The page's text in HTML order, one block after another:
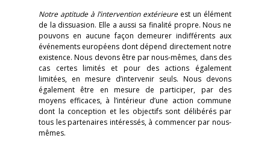
Notre aptitude à l’intervention extérieure est un élément
de la dissuasion. Elle a aussi sa finalité propre. Nous ne
pouvons en aucune façon demeurer indifférents aux
événements européens dont dépend directement notre
existence. Nous devons être par nous-mêmes, dans des
cas certes limités et pour des actions également
limitées, en mesure d’intervenir seuls. Nous devons
également être en mesure de participer, par des
moyens efficaces, à l’intérieur d’une action commune
dont la conception et les objectifs sont délibérés par
tous les partenaires intéressés, à commencer par nous-
mêmes.